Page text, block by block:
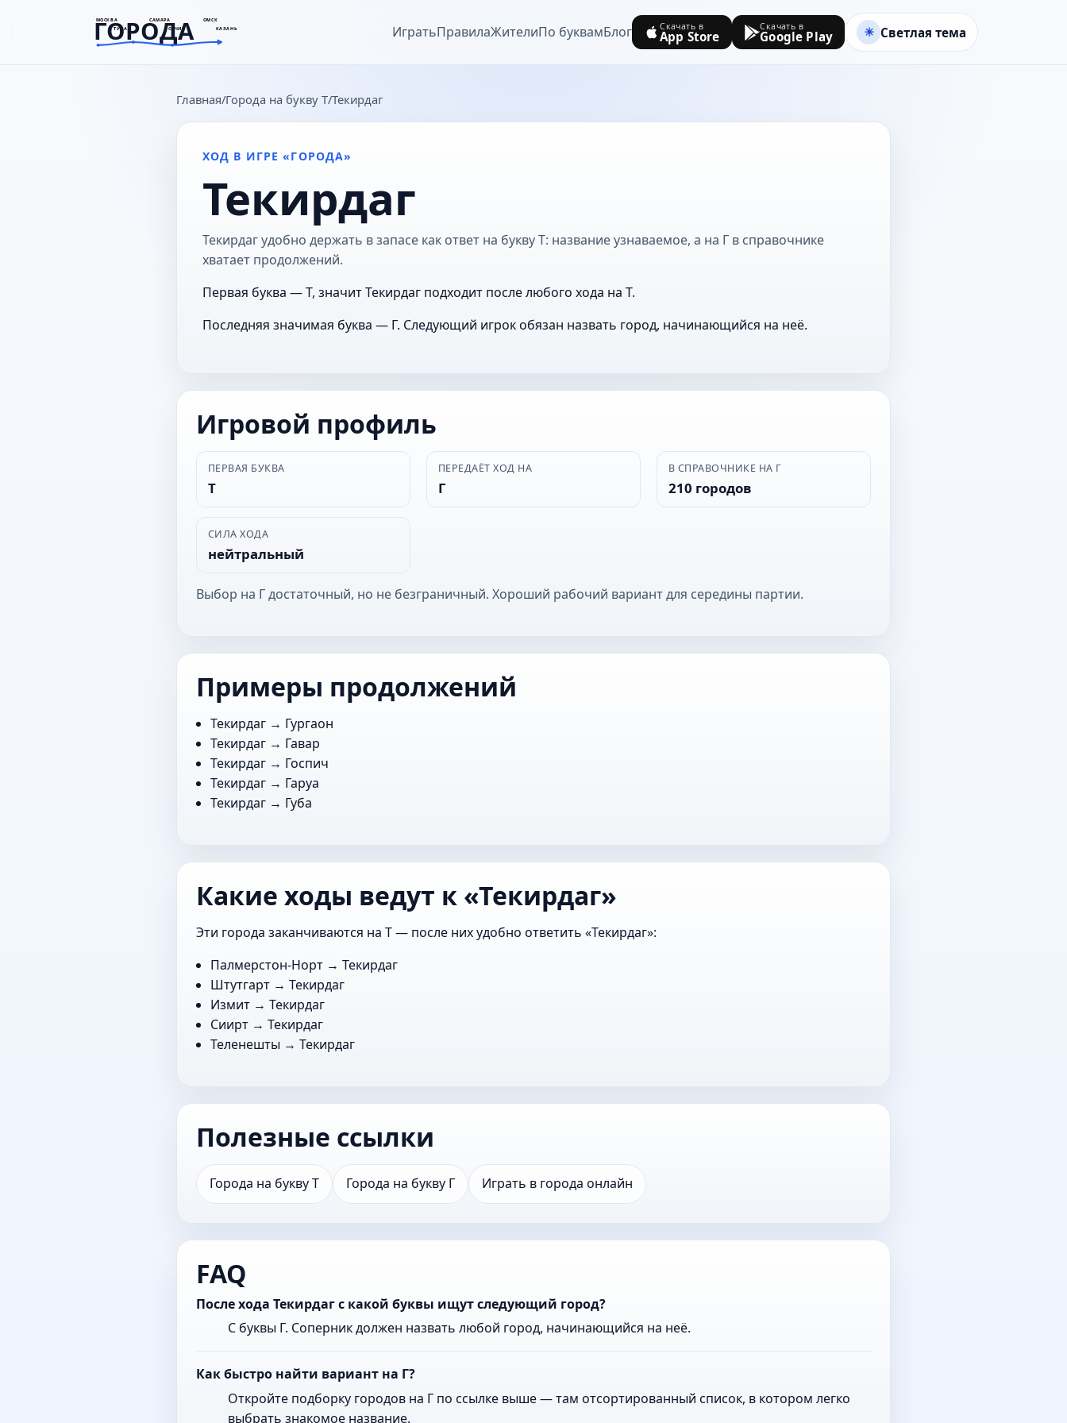
МОСКВА САМАРА ОМСК
ТУЛА СОЧИ КАЗАНЬ
ГОРОДА
goroda-na.ru ИгратьПравилаЖителиПо буквамБлог Скачать в
App Store
Скачать в
Google Play Светлая тема
Главная Города на букву Т Текирдаг
ХОД В ИГРЕ «ГОРОДА»
Текирдаг
Текирдаг удобно держать в запасе как ответ на букву Т: название узнаваемое, а на Г в справочнике
хватает продолжений.
Первая буква — Т, значит Текирдаг подходит после любого хода на Т.
Последняя значимая буква — Г. Следующий игрок обязан назвать город, начинающийся на неё.
Игровой профиль
ПЕРВАЯ БУКВА
Т
ПЕРЕДАЁТ ХОД НА
Г
В СПРАВОЧНИКЕ НА Г
210 городов
СИЛА ХОДА
нейтральный
Выбор на Г достаточный, но не безграничный. Хороший рабочий вариант для середины партии.
Примеры продолжений
Текирдаг → Гургаон
Текирдаг → Гавар
Текирдаг → Госпич
Текирдаг → Гаруа
Текирдаг → Губа
Какие ходы ведут к «Текирдаг»
Эти города заканчиваются на Т — после них удобно ответить «Текирдаг»:
Палмерстон-Норт → Текирдаг
Штутгарт → Текирдаг
Измит → Текирдаг
Сиирт → Текирдаг
Теленешты → Текирдаг
Полезные ссылки
Города на букву Т Города на букву Г Играть в города онлайн
FAQ
После хода Текирдаг с какой буквы ищут следующий город?
С буквы Г. Соперник должен назвать любой город, начинающийся на неё.
Как быстро найти вариант на Г?
Откройте подборку городов на Г по ссылке выше — там отсортированный список, в котором легко
выбрать знакомое название.